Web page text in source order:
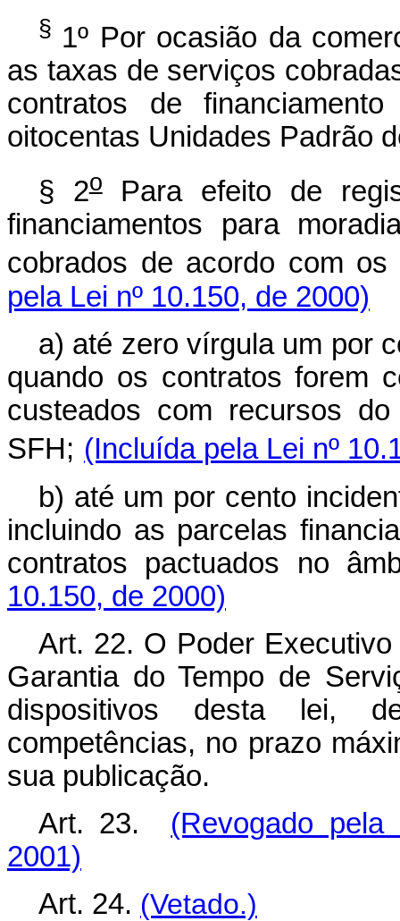
§ 1º Por ocasião da
as taxas de serviços
contratos de
oitocentas Unidades Padrão
§ 2oPara efeito de
financiamentos para
cobrados de acordo com os
pela Lei nº 10.150, de 2000)
a) até zero vírgula um por
quando os contratos forem
custeados com recursos
SFH; (Incluída pela Lei nº
b) até um por cento
incluindo as parcelas
contratos pactuados no
10.150, de 2000)
Art. 22. O Poder
Garantia do Tempo de
dispositivos desta lei,
competências, no prazo
sua publicação.
Art. 23. (Revogado
2001)
Art. 24. (Vetado.)